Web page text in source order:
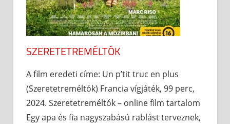
SZERETETREMÉLTÓK
A film eredeti címe: Un p’tit truc en plus
(Szeretetreméltók) Francia vígjáték, 99 perc,
2024. Szeretetreméltók – online film tartalom
Egy apa és fia nagyszabású rablást terveznek,